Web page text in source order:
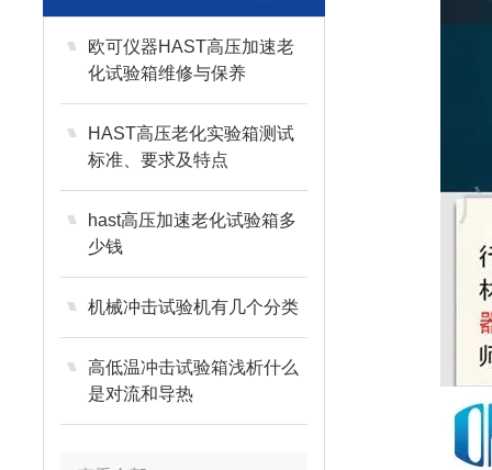
欧可仪器HAST高压加速老
化试验箱维修与保养
HAST高压老化实验箱测试
标准、要求及特点
hast高压加速老化试验箱多
少钱
机械冲击试验机有几个分类
高低温冲击试验箱浅析什么
是对流和导热